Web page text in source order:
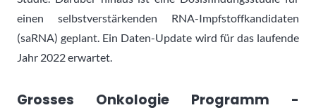
einen selbstverstärkenden RNA-Impfstoffkandidaten
(saRNA) geplant. Ein Daten-Update wird für das laufende
Jahr 2022 erwartet.
Grosses Onkologie Programm -